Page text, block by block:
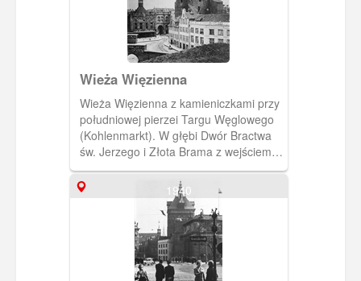
fragment widać z lewej strony.
Wieża Więzienna
Wieża Więzienna z kamieniczkami przy
południowej pierzei Targu Węglowego
(Kohlenmarkt). W głębi Dwór Bractwa
św. Jerzego i Złota Brama z wejściem
na ulicę Długą (Langgasse). (Ok. 1890)
[IDX:1598,645]
1940